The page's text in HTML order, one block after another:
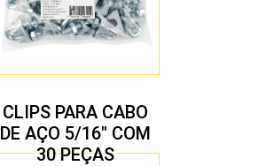
CLIPS PARA CABO
DE AÇO 5/16″ COM
30 PEÇAS